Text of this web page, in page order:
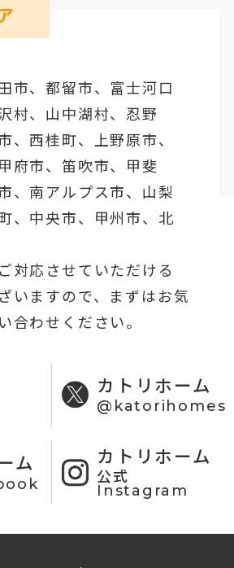
市、都留市、 富士河口
村、山中湖村、忍野
、西桂町、上野原市、
甲府市、笛吹市、甲斐
、南アルプス市、山梨
、中央市、甲州市、北
対応させていただける
いますので、まずはお気
合わせください。
カトリホーム
@katorihomes
ム カトリホーム
公式
Instagram